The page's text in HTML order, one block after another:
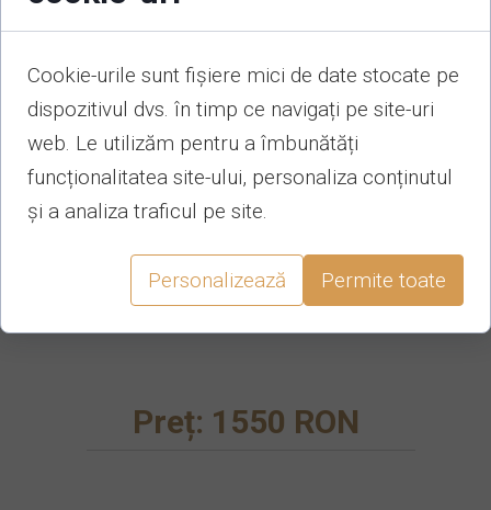
complet capitonat
cu mânere
Realizat în România după un model
italian, are linii drepte, elegante, fiind
foarte sobru. Conține respete, silie,
cearceaf mic, pernă, capac îmbrăcat
Preț: 1550 RON
Cookie-urile sunt fișiere mici de date stocate pe
dispozitivul dvs. în timp ce navigați pe site-uri
web. Le utilizăm pentru a îmbunătăți
funcționalitatea site-ului, personaliza conținutul
și a analiza traficul pe site.
Personalizează Permite toate